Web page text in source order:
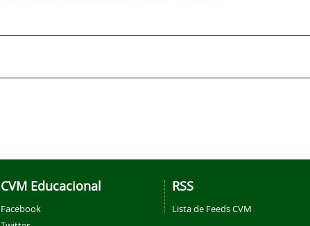
CVM Educacional
Facebook
RSS
Lista de Feeds CVM